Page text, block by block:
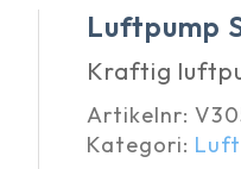
Luftpump
Kraftig
Artikelnr:
Kategori: